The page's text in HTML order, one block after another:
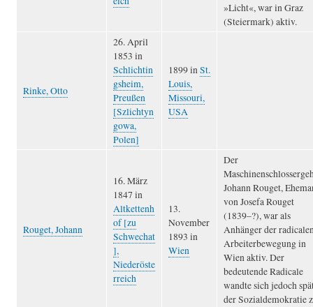
»Licht«, war in Graz
(Steiermark) aktiv.
Rinke, Otto
26. April
1853 in
Schlichtin
gsheim,
Preußen
[Szlichtyn
gowa,
Polen]
1899 inSt.
Louis,
Missouri,
USA
Rouget, Johann
16. März
1847 in
Altkettenh
of [zu
Schwechat
],
Niederöste
rreich
13.
November
1893 in
Wien
Der
Johann Rouget,
von Josefa Rouget
(1839–?), war als
Anhänger der
Arbeiterbewegung in
Wien aktiv. Der
bedeutende Radicale
wandte sich jedoch
der Sozialdemokratie